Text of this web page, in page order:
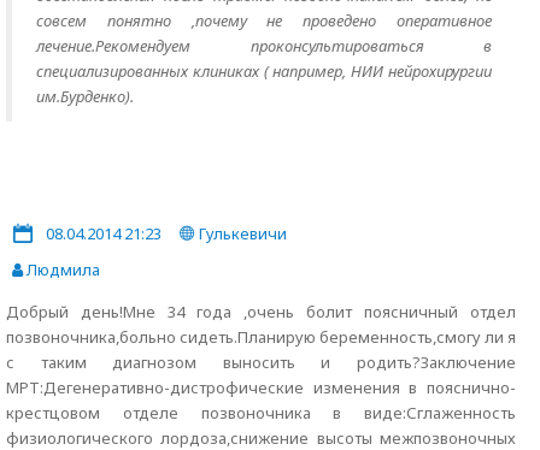
совсем понятно ,почему не проведено оперативное
лечение.Рекомендуем проконсультироваться в
специализированных клиниках ( например, НИИ нейрохирургии
им.Бурденко).
08.04.2014 21:23
Гулькевичи
Людмила
Добрый день!Мне 34 года ,очень болит поясничный отдел
позвоночника,больно сидеть.Планирую беременность,смогу ли я
с таким диагнозом выносить и родить?Заключение
МРТ:Дегенеративно-дистрофические изменения в пояснично-
крестцовом отделе позвоночника в виде:Сглаженность
физиологического лордоза,снижение высоты межпозвоночных